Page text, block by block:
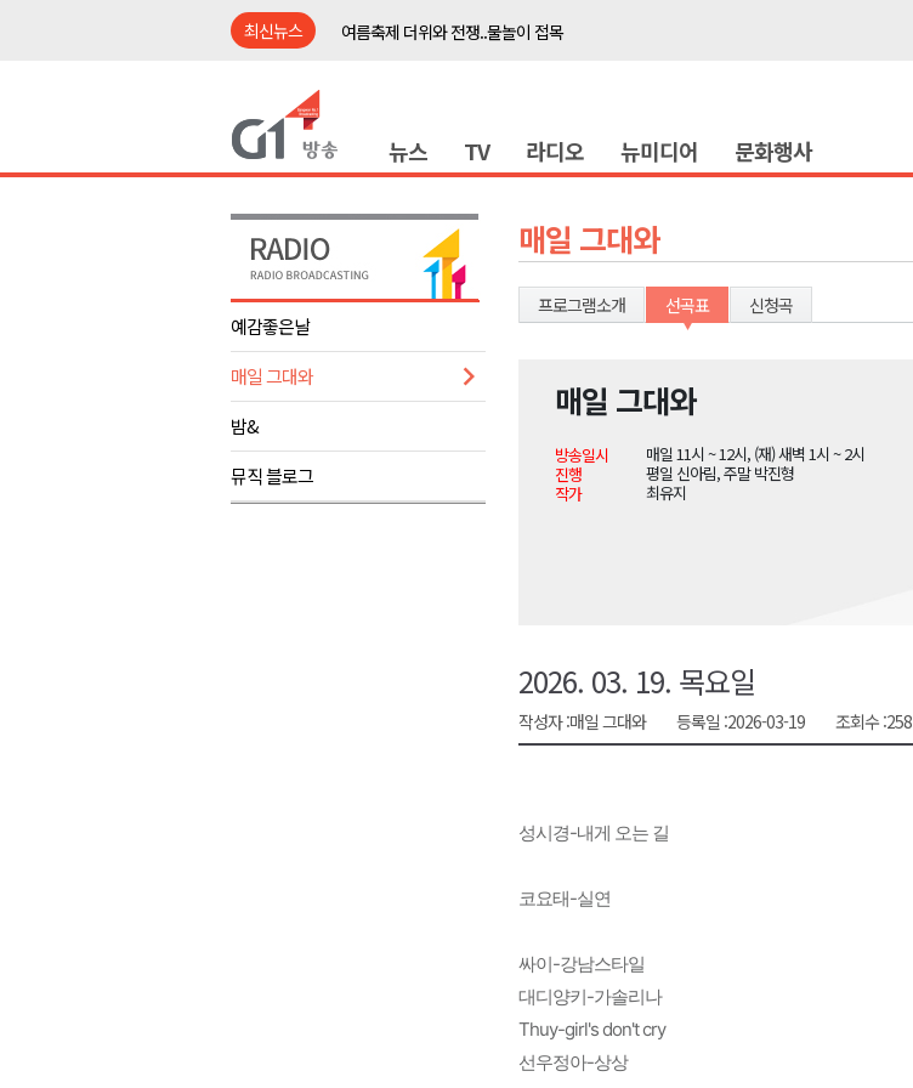
최신뉴스
여름축제 더위와 전쟁..물놀이 접목
검찰청 폐지..해결 과제 산적
영월군, 국·도비 확보 보고회 개최
삼척 공공산후조리원 이전 시급
강원자치도교육청 교감급 이상 387명 인사
이 대통령, 사북·납북귀환어부 국가폭력 사과
강원도, 최휘영 문체부장관과 정책간담회
이광재 국회 예결위원장, 강릉시 초청 특별 강연
강원자치도교육청 교감급 이상 387명 인사
뉴스 TV 라디오 뉴미디어 문화행사
예감좋은날
매일 그대와
밤&
뮤직 블로그
매일 그대와
프로그램소개 선곡표 신청곡
매일 그대와
방송일시
매일 11시 ~ 12시, (재) 새벽 1시 ~ 2시
진행
평일 신아림, 주말 박진형
작가
최유지
2026. 03. 19. 목요일
작성자 :매일 그대와 등록일 :2026-03-19 조회수 :258
성시경-내게 오는 길
코요태-실연
싸이-강남스타일
대디양키-가솔리나
Thuy-girl's don't cry
선우정아-상상